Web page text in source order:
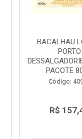
BACALHAU
PORTO
PACOTE
Código:
R$